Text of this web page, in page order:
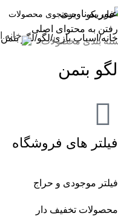
عبور به ناوبری
رفتن به محتوای اصلی
بندی محصولاتخانه اسباب بازی لگو لگو بتمن
لگو بتمن
فیلتر های فروشگاه
فیلتر موجودی و حراج
محصولات تخفیف دار